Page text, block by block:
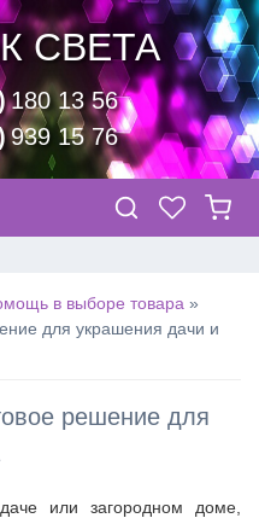
СВЕТА
180 13 56
939 15 76
в выборе товара
для украшения дачи и
решение для
или загородном доме,